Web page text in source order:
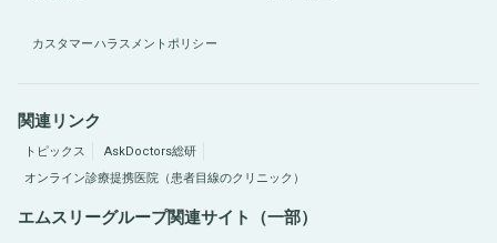
カスタマーハラスメントポリシー
関連リンク
トピックス
AskDoctors総研
オンライン診療提携医院（患者目線のクリニック）
エムスリーグループ関連サイト（一部）